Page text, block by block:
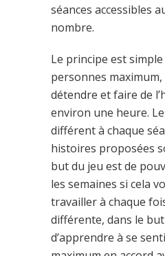
séances accessibles
nombre.
Le principe est
personnes
détendre et faire de
environ une heure.
différent à chaque
histoires proposées
but du jeu est de
les semaines si cela
travailler à chaque
différente, dans le
d’apprendre à se